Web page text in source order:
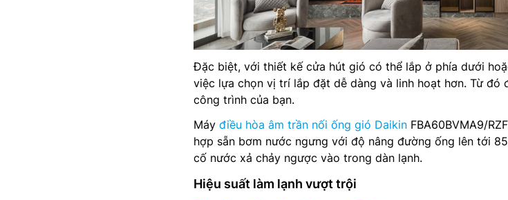
Đặc biệt, với thiết kế cửa hút gió có thể lắp ở phía dưới
việc lựa chọn vị trí lắp đặt dễ dàng và linh hoạt hơn. Từ đó
công trình của bạn.
Máy điều hòa âm trần nối ống gió Daikin FBA60BVMA9/
hợp sẵn bơm nước ngưng với độ nâng đường ống lên tới
cố nước xả chảy ngược vào trong dàn lạnh.
Hiệu suất làm lạnh vượt trội